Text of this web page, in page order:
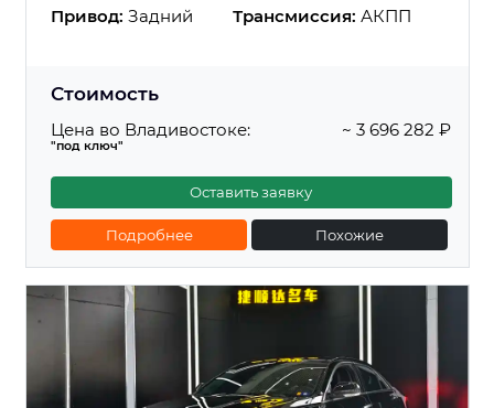
Привод: Задний Трансмиссия: АКПП
Стоимость
Цена во Владивостоке:
"под ключ"
~ 3 696 282 ₽
Оставить заявку
Подробнее Похожие